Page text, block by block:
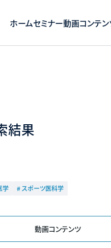
ホームセミナー動画コンテ
結果
学 # スポーツ医科学
動画コンテンツ